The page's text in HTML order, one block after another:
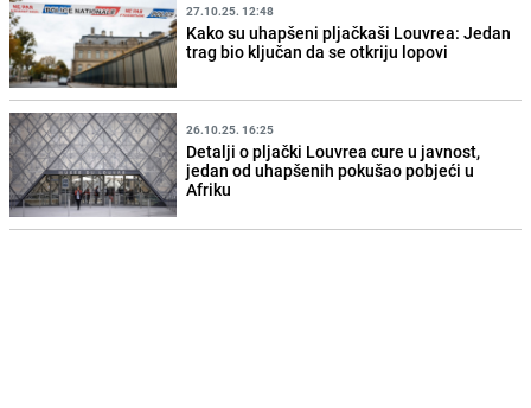
27.10.25. 12:48
Kako su uhapšeni pljačkaši Louvrea: Jedan
trag bio ključan da se otkriju lopovi
26.10.25. 16:25
Detalji o pljački Louvrea cure u javnost,
jedan od uhapšenih pokušao pobjeći u
Afriku